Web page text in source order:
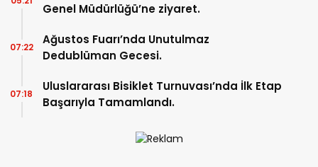
Genel Müdürlüğü’ne ziyaret.
Ağustos Fuarı’nda Unutulmaz
Dedublüman Gecesi.
07:22
Uluslararası Bisiklet Turnuvası’nda İlk Etap
Başarıyla Tamamlandı.
07:18